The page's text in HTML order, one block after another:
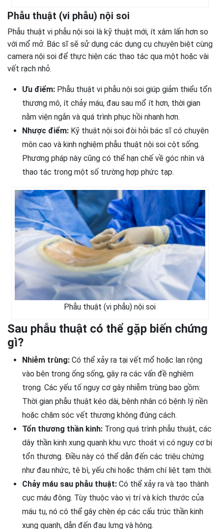
Phẫu thuật (vi phẫu) nội soi
Phẫu thuật vi phẫu nội soi là kỹ thuật mới, ít xâm lấn hơn so
với mổ mở. Bác sĩ sẽ sử dụng các dụng cụ chuyên biệt cùng
camera nội soi để thực hiện các thao tác qua một hoặc vài
vết rạch nhỏ.
Ưu điểm: Phẫu thuật vi phẫu nội soi giúp giảm thiểu tổn
thương mô, ít chảy máu, đau sau mổ ít hơn, thời gian
nằm viện ngắn và quá trình phục hồi nhanh hơn.
Nhược điểm: Kỹ thuật nội soi đòi hỏi bác sĩ có chuyên
môn cao và kinh nghiệm phẫu thuật nội soi cột sống.
Phương pháp này cũng có thể hạn chế về góc nhìn và
thao tác trong một số trường hợp phức tạp.
Phẫu thuật (vi phẫu) nội soi
Sau phẫu thuật có thể gặp biến chứng
gì?
Nhiễm trùng: Có thể xảy ra tại vết mổ hoặc lan rộng
vào bên trong ống sống, gây ra các vấn đề nghiêm
trọng. Các yếu tố nguy cơ gây nhiễm trùng bao gồm:
Thời gian phẫu thuật kéo dài, bệnh nhân có bệnh lý nền
hoặc chăm sóc vết thương không đúng cách.
Tổn thương thần kinh: Trong quá trình phẫu thuật, các
dây thần kinh xung quanh khu vực thoát vị có nguy cơ bị
tổn thương. Điều này có thể dẫn đến các triệu chứng
như đau nhức, tê bì, yếu chi hoặc thậm chí liệt tạm thời.
Chảy máu sau phẫu thuật: Có thể xảy ra và tạo thành
cục máu đông. Tùy thuộc vào vị trí và kích thước của
máu tụ, nó có thể gây chèn ép các cấu trúc thần kinh
xung quanh, dẫn đến đau lưng và hông.